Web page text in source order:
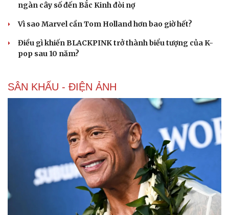
Săn Tour
check-in
Podcast
Câu chuyện thời
Đọc truyện đêm
Cửa sổ tình yêu
Kể chuyện cho bé
Hạt giống tâm hồn
ngàn cây số đến Bắc Kinh đòi nợ
Vì sao Marvel cần Tom Holland hơn bao giờ hết?
Điều gì khiến BLACKPINK trở thành biểu tượng của K-
pop sau 10 năm?
SÂN KHẤU - ĐIỆN ẢNH